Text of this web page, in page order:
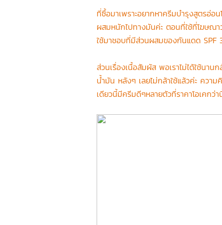
ที่ซื้อมาเพราะอยากหาครีมบำรุงสูตรอ่อ
ผสมหนักไปทางมันค่ะ ตอนที่ใช้ที่โฆษณา
ใช้มาชอบที่มีส่วนผสมของกันแดด SPF
ส่วนเรื่องเนื้อสัมผัส พอเราไม่ได้ใช้นาน
น้ำมัน หลังๆ เลยไม่กล้าใช้แล้วค่ะ ความ
เดียวนี้มีครีมดีๆหลายตัวที่ราคาโอเคก